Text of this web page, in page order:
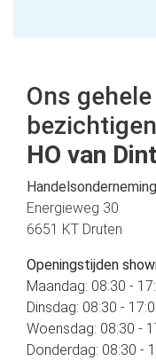
Ons
HO van
Energieweg 30
6651 KT Druten
Openingstijden
Maandag: 08:30 -
Dinsdag: 08:30 -
Woensdag: 08:30 -
Donderdag: 08:30 -